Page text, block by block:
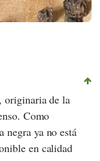
originaria de la
Como
negra ya no está
en calidad